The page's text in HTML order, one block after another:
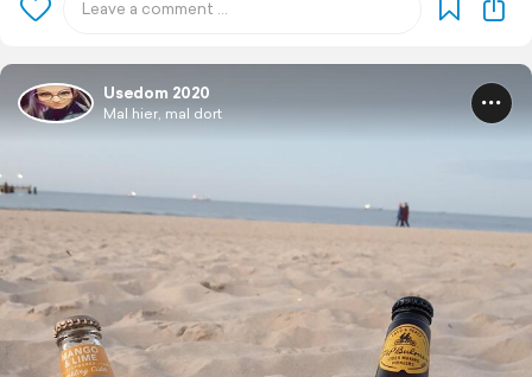
Usedom 2020
Mal hier, mal dort